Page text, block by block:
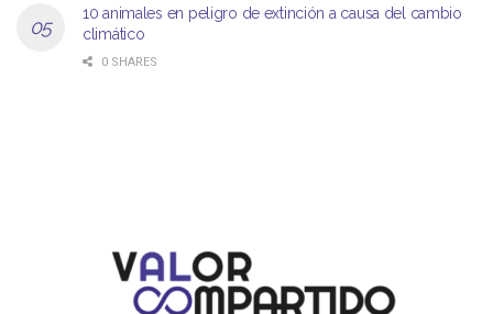
10 animales en peligro de extinción a causa del cambio
climático
0 SHARES